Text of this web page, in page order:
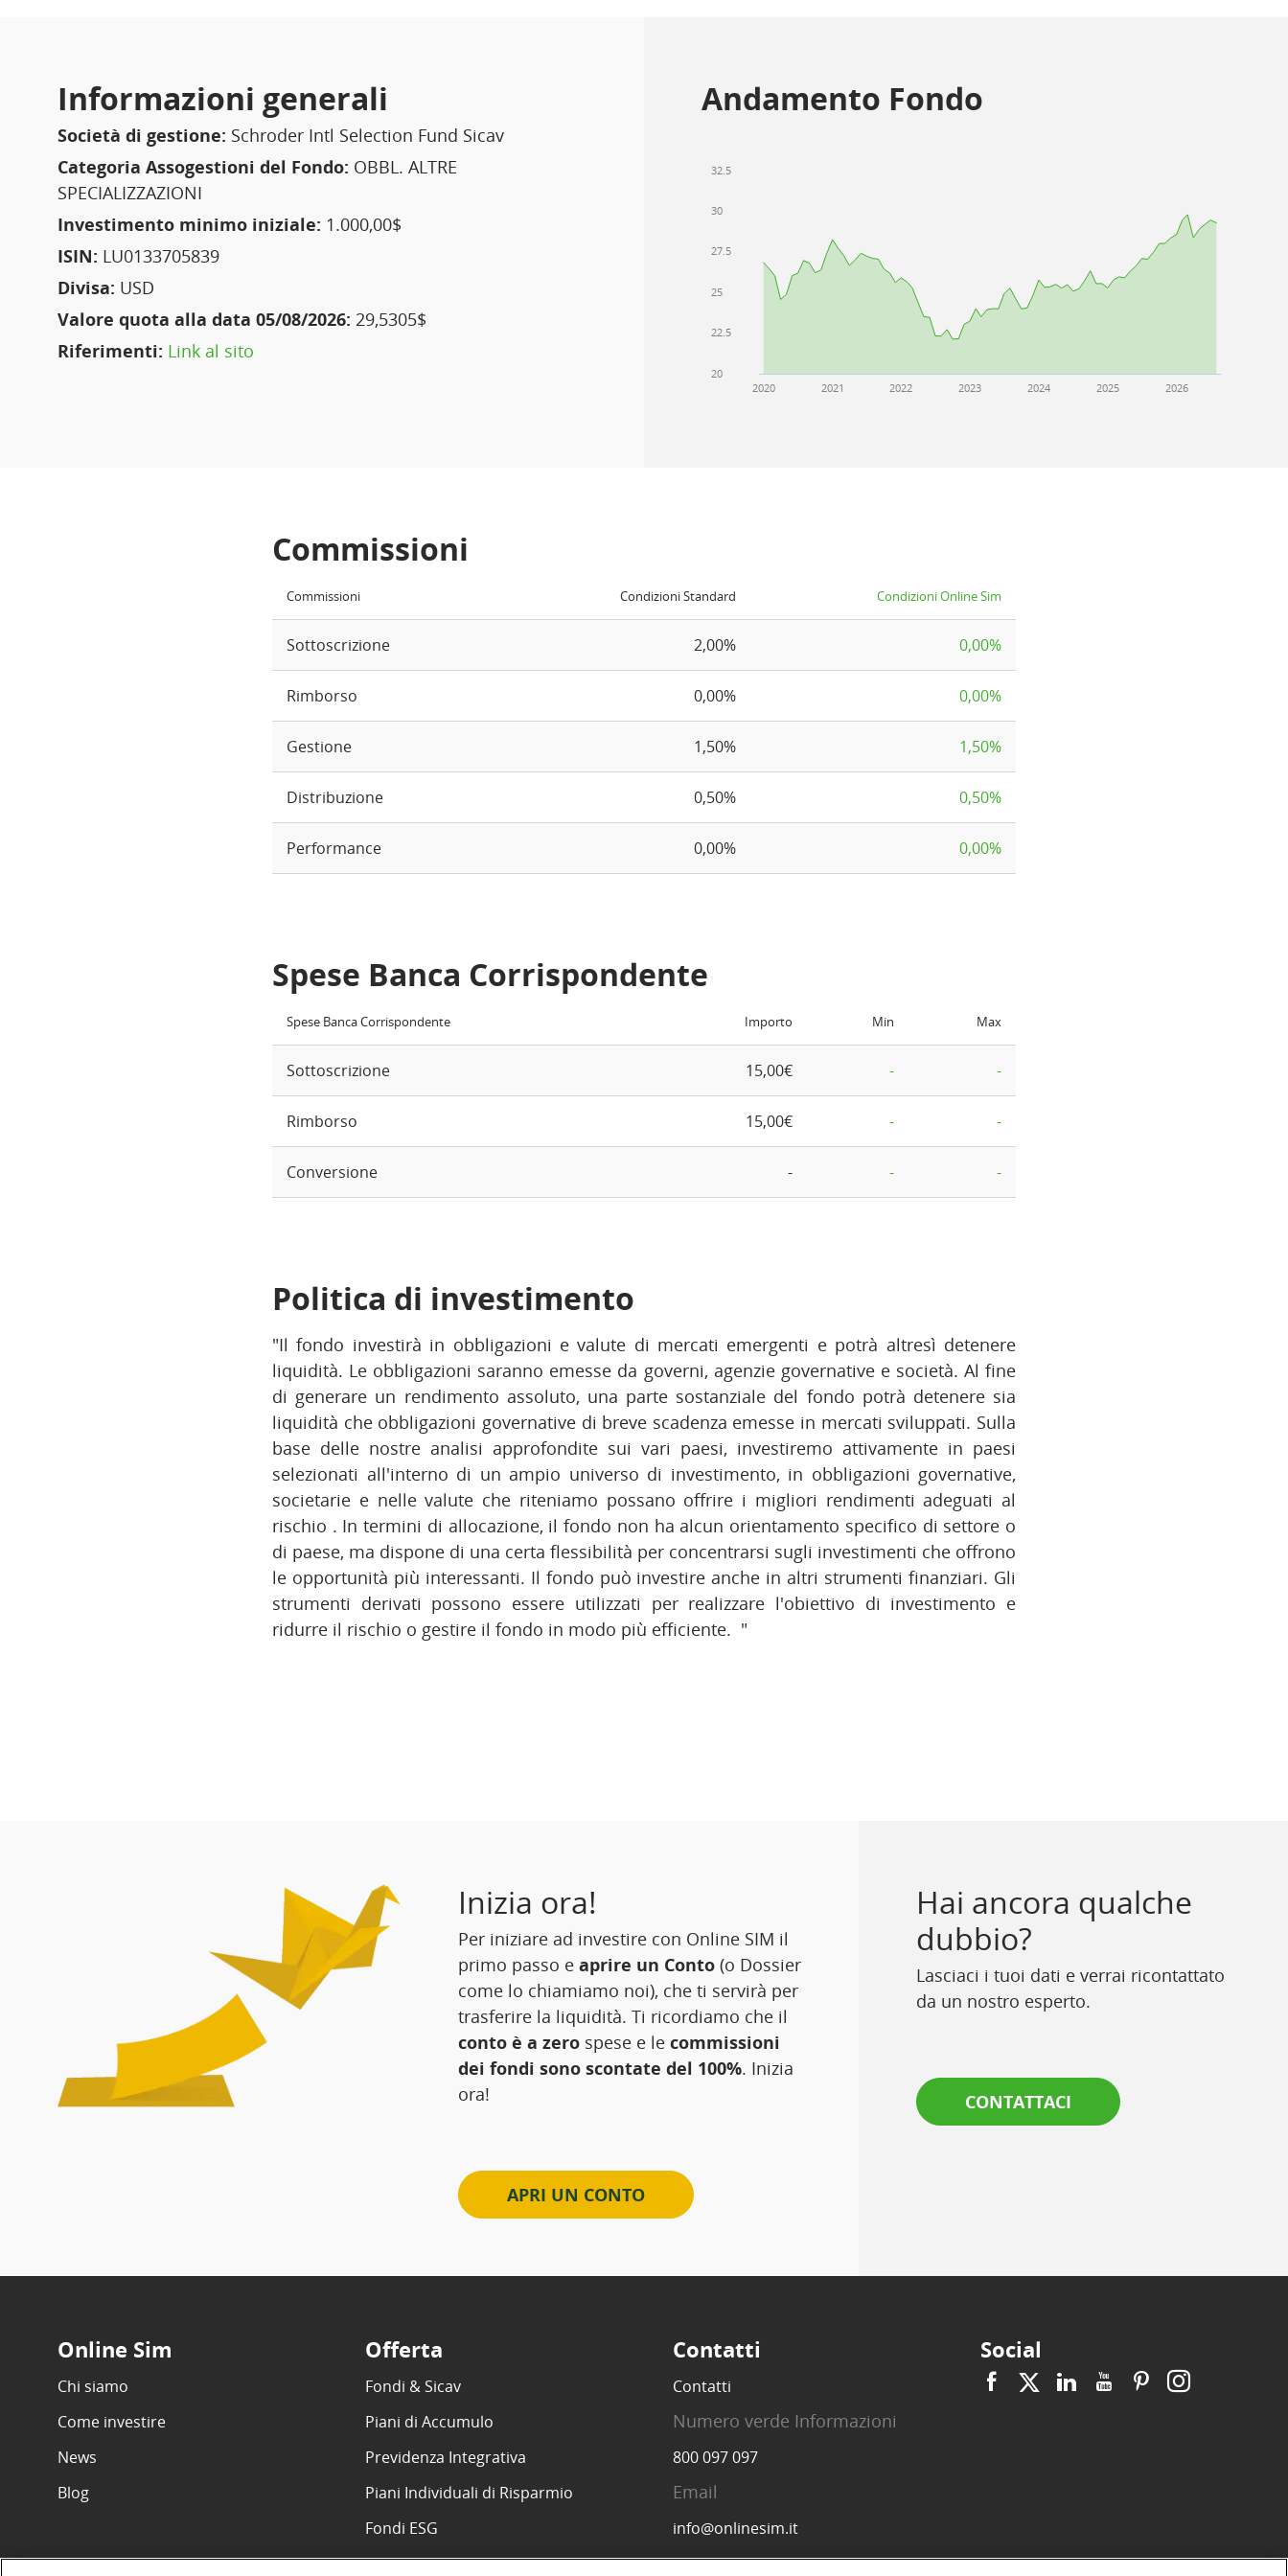
Informazioni generali
Società di gestione: Schroder Intl Selection Fund Sicav
Categoria Assogestioni del Fondo: OBBL. ALTRE
SPECIALIZZAZIONI
Investimento minimo iniziale: 1.000,00$
ISIN: LU0133705839
Divisa: USD
Valore quota alla data 05/08/2026: 29,5305$
Riferimenti: Link al sito
Andamento Fondo
2020 2021 2022 2023 2024 2025 2026
20
22.5
25
27.5
30
32.5
Commissioni
Commissioni Condizioni Standard Condizioni Online Sim
Sottoscrizione 2,00% 0,00%
Rimborso 0,00% 0,00%
Gestione 1,50% 1,50%
Distribuzione 0,50% 0,50%
Performance 0,00% 0,00%
Spese Banca Corrispondente
Spese Banca Corrispondente Importo Min Max
Sottoscrizione 15,00€ - -
Rimborso 15,00€ - -
Conversione - - -
Politica di investimento
"Il fondo investirà in obbligazioni e valute di mercati emergenti e potrà altresì detenere
liquidità. Le obbligazioni saranno emesse da governi, agenzie governative e società. Al fine
di generare un rendimento assoluto, una parte sostanziale del fondo potrà detenere sia
liquidità che obbligazioni governative di breve scadenza emesse in mercati sviluppati. Sulla
base delle nostre analisi approfondite sui vari paesi, investiremo attivamente in paesi
selezionati all'interno di un ampio universo di investimento, in obbligazioni governative,
societarie e nelle valute che riteniamo possano offrire i migliori rendimenti adeguati al
rischio . In termini di allocazione, il fondo non ha alcun orientamento specifico di settore o
di paese, ma dispone di una certa flessibilità per concentrarsi sugli investimenti che offrono
le opportunità più interessanti. Il fondo può investire anche in altri strumenti finanziari. Gli
strumenti derivati possono essere utilizzati per realizzare l'obiettivo di investimento e
ridurre il rischio o gestire il fondo in modo più efficiente. "
Inizia ora!
Per iniziare ad investire con Online SIM il
primo passo e aprire un Conto (o Dossier
come lo chiamiamo noi), che ti servirà per
trasferire la liquidità. Ti ricordiamo che il
conto è a zero spese e le commissioni
dei fondi sono scontate del 100%. Inizia
ora!
APRI UN CONTO
Hai ancora qualche
dubbio?
Lasciaci i tuoi dati e verrai ricontattato
da un nostro esperto.
CONTATTACI
Online Sim
Chi siamo
Come investire
News
Blog
Offerta
Fondi & Sicav
Piani di Accumulo
Previdenza Integrativa
Piani Individuali di Risparmio
Fondi ESG
Contatti
Contatti
Numero verde Informazioni
800 097 097
Email
info@onlinesim.it
Social